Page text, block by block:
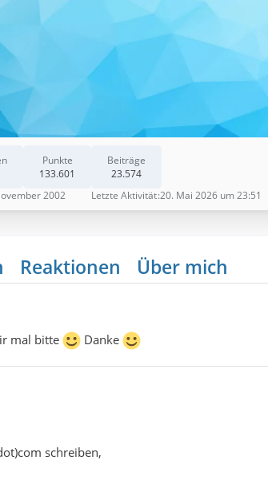
Punkte
133.601
Beiträge
23.574
2002 Letzte Aktivität 20. Mai 2026 um 23:51
Reaktionen Über mich
mal bitte Danke
schreiben,